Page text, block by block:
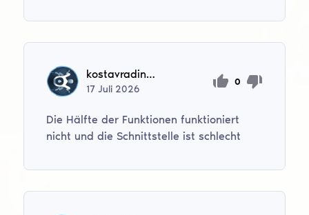
kostavradinskij488
17Juli 2026
0
Die Hälfte der Funktionen funktioniert
nicht und die Schnittstelle ist schlecht